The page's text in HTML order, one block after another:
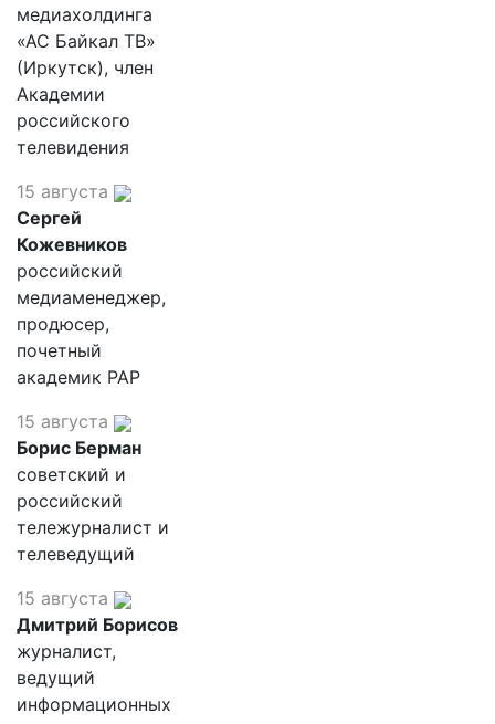
медиахолдинга
«АС Байкал ТВ»
(Иркутск), член
Академии
российского
телевидения
15 августа
Сергей
Кожевников
российский
медиаменеджер,
продюсер,
почетный
академик РАР
15 августа
Борис Берман
советский и
российский
тележурналист и
телеведущий
15 августа
Дмитрий Борисов
журналист,
ведущий
информационных